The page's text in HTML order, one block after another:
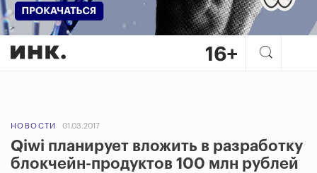
НОВОСТИ 01.03.2017
Qiwi планирует вложить в разработку
блокчейн-продуктов 100 млн рублей